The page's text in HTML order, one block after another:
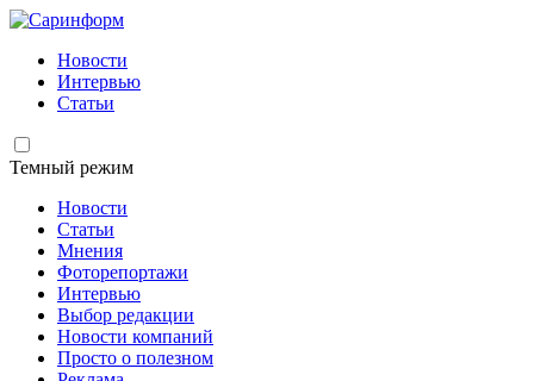
Новости
Интервью
Статьи
Темный режим
Новости
Статьи
Мнения
Фоторепортажи
Интервью
Выбор редакции
Новости компаний
Просто о полезном